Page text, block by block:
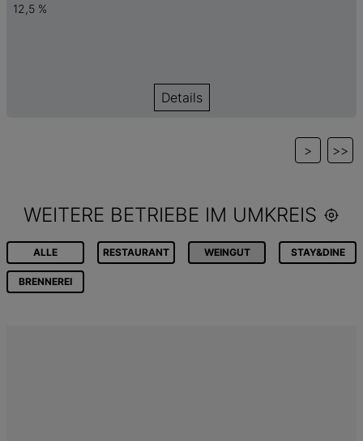
12,5 %
Details
> >>
WEITERE BETRIEBE IM UMKREIS
ALLE RESTAURANT WEINGUT STAY&DINE
BRENNEREI